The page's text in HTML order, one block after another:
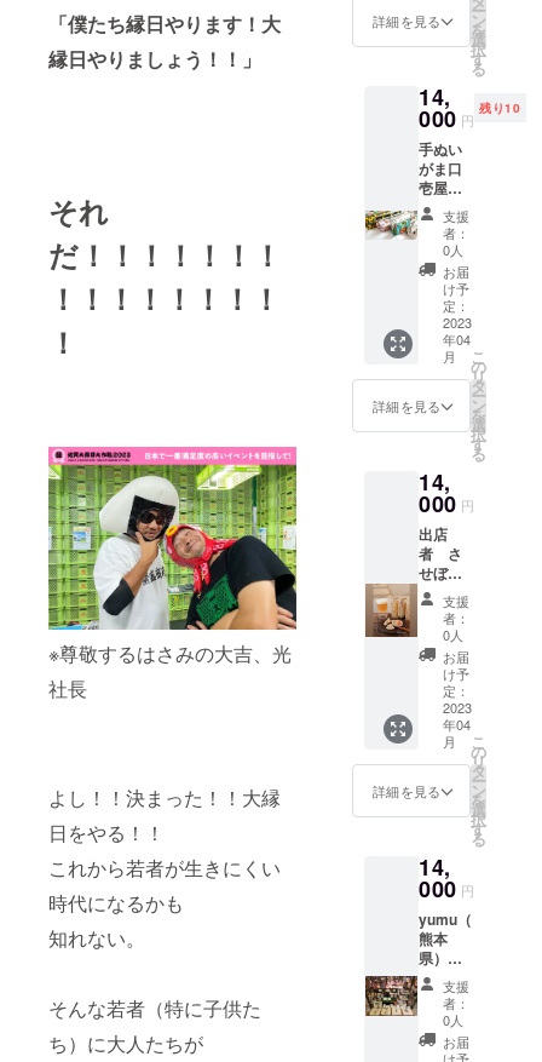
「僕たち縁日やります！大
縁日やりましょう！！」
それ
だ！！！！！！！
！！！！！！！！
！
※尊敬するはさみの大吉、光
社長
よし！！決まった！！大縁
日をやる！！
これから若者が生きにくい
時代になるかも
知れない。
そんな若者（特に子供た
ち）に大人たちが
持参く
ださ
い。
ジ袋は
有料に
なりま
す（５
円/枚）
今回ご
用意し
たリ
ターン
は自慢
の中華
まん、
餃子の
セット
です。
子、食
塩 【出
店者紹
分県由
布市の
旅する
道の駅
『赤ね
こ商
店』で
す。米
農家を
しなが
ら地元
の美味
しいも
のを販
売して
いま
す。現
地でし
逸品を
ぜひ楽
しんで
いって
くださ
い。
肉（た
ら他）
青の
粉、い
か、食
塩、
梅、
酢、し
その
実、植
物油
脂、糖
類、植
物蛋白/
調味料
（アミ
ノ酸
等）、
乳糖、
酸味
料、甘
味料
ビッ
ト・ス
テビ
ア・甘
草）、
加工澱
粉、卵
殻Ca、
香料、
カラメ
ル色
素、赤
102号
（原材
料の一
部に小
麦・
卵・乳
【いか
昆布】
いか
（ペ
ルー
産）、
昆布、
ごま、
オキア
ミ、青
のり、
ミア、
ダーク
レー
ト、蜂
蜜、
コーン
スター
チ、
ベーキ
ング
ソー
ダ、バ
ニラオ
イル、
藻塩
【抹茶
ホワイ
トチョ
コ】小
麦粉
（国
バ
ター、
きび砂
糖、
卵、白
砂糖、
蜂蜜、
黒糖、
抹茶、
コーン
スター
チ、ホ
ワイト
チョ
コ、
ベーキ
ング
ソー
ダ、バ
イル、
藻塩
【ロッ
キー
ロー
ド】小
麦粉
（国
産）、
バ
ター、
さいお
子様の
すすめ
です。
が好き
作品が
多いで
す。長
年美容
師とし
て働い
てきま
したが
30代に
入り
『パ
ニック
障害』
を発症
し少し
ニック
障害と
ら日々
を過ご
してき
まし
た。私
の想い
として
mugino
hoの作
品をま
ず見に
来てい
ただき
いろん
なお話
かった
事、楽
しかっ
た事、
つら
かった
事、ど
んな事
でもか
まいま
温にて
プ、
ジャム
栓後は
要冷
蔵） ●
賞味期
限：製
造より
１年 ●
原材
料：
【ジン
ジャー
シロッ
プ】生
姜（国
モン
汁、本
みり
ん、洋
酒、香
辛料
【ジン
ジャー
チップ
ス】生
姜（国
産）、
砂糖
（きび
糖、て
糖）
【ジン
ム】生
姜（国
砂糖、
カボス
果汁、
本みり
ん、洋
酒、香
辛料
一点 ●
商品説
を彩
る。下
げて飾
るタイ
プのス
ワッ
グ。プ
レゼン
トやギ
フトに
も喜ば
れる人
気なア
イテム
です。
【size
】約
花材を
使って
るた
め、花
材は異
なりま
す。画
像２枚
目はお
届け時
の梱包
イメー
ジで
す。
【出店
者紹
Tsukas
a
e
Tsukas
a
Lifestyl
eでは
ほとん
どの花
詳細を見る ー
ン
を
選
択
す
る
14,
000 円
残り10
手ぬい
がま口
壱屋
（熊本
県）
https://i
nstagra
m.com/
gamag
uchi_ic
hiya/ ●
名称：
手ぬい
がま口
壱屋売
容：メ
ガネが
ま口、
丸がま
口、平
がま口
※デザイ
ンは変
わる事
がござ
います
【出店
者紹
介】熊
本にて
手ぬい
のがま
おりま
す、手
ま口壱
屋と申
しま
す。
『ちょ
っとそ
こまで
支援
者：
0人
お届
け予
定：
2023
年04
月
詳細を見る
こ
の
リ
タ
ー
ン
を
選
択
す
る
14,
000 円
出店
者 さ
せぼピ
クルス
（長崎
県）
https://i
nstagra
m.com/
sasebo
_pickle
称：お
まかせ
ぴくる
●保存方
法：未
開封の
場合は
冷暗所
で、開
封後は
冷蔵庫
で保存
してく
ださ
支援
者：
0人
お届
け予
定：
2023
年04
月
詳細を見る
こ
の
リ
タ
ー
ン
を
選
択
す
る
14,
000 円
yumu（
熊本
県）
https://i
nstagra
m.com/
yumu.a
支援
者：
0人
お届